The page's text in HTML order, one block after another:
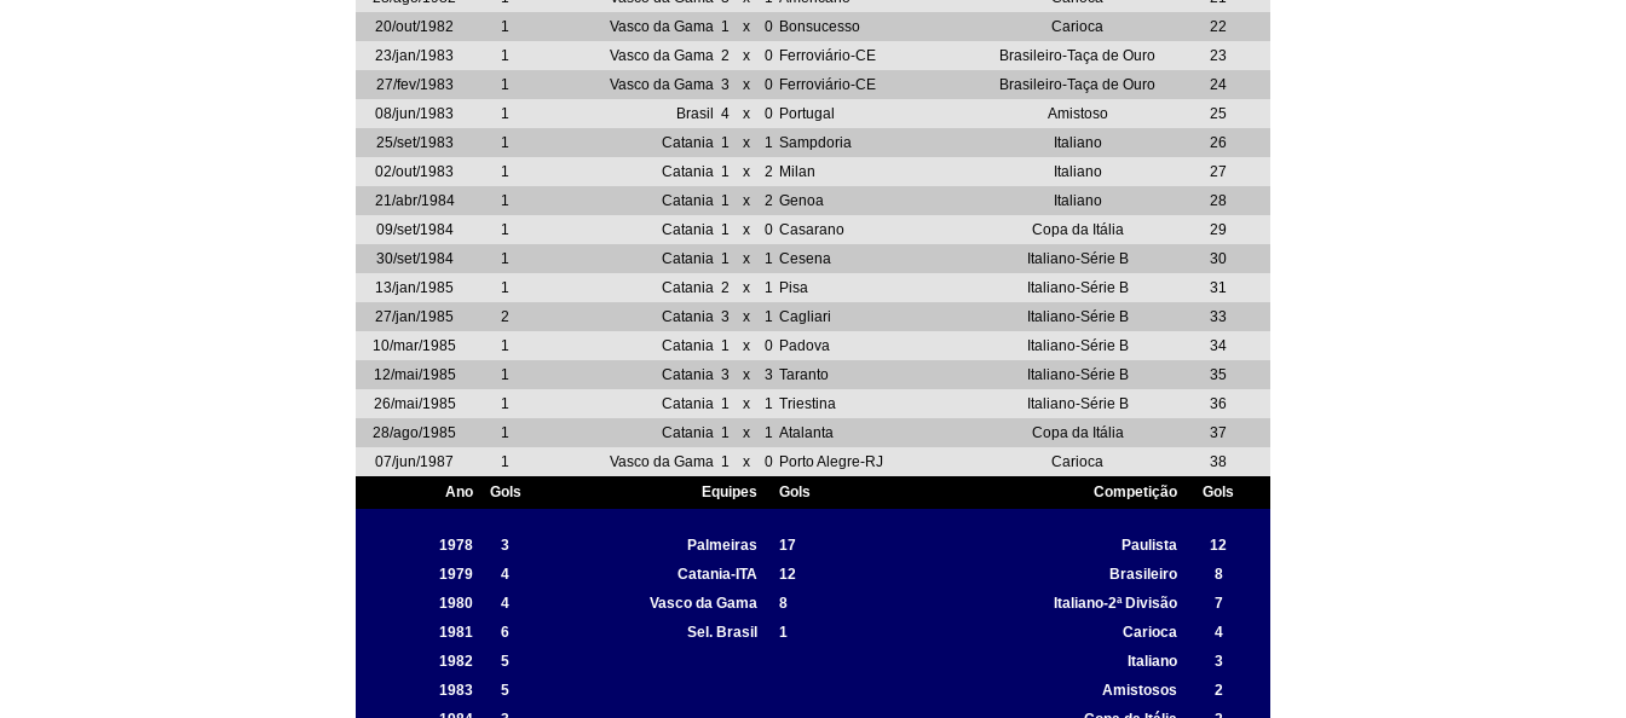
20/out/1982
1 Vasco da Gama 1 x 0 Bonsucesso Carioca
22
23/jan/1983
1 Vasco da Gama 2 x 0 Ferroviário-CE Brasileiro-Taça de Ouro
23
27/fev/1983
1 Vasco da Gama 3 x 0 Ferroviário-CE Brasileiro-Taça de Ouro
24
08/jun/1983
1 Brasil 4 x 0 Portugal Amistoso
25
25/set/1983
1 Catania 1 x 1 Sampdoria Italiano
26
02/out/1983
1 Catania 1 x 2 Milan Italiano
27
21/abr/1984
1 Catania 1 x 2 Genoa Italiano
28
09/set/1984
1 Catania 1 x 0 Casarano Copa da Itália
29
30/set/1984
1 Catania 1 x 1 Cesena Italiano-Série B
30
13/jan/1985
1 Catania 2 x 1 Pisa Italiano-Série B
31
27/jan/1985
2 Catania 3 x 1 Cagliari Italiano-Série B
33
10/mar/1985
1 Catania 1 x 0 Padova Italiano-Série B
34
12/mai/1985
1 Catania 3 x 3 Taranto Italiano-Série B
35
26/mai/1985
1 Catania 1 x 1 Triestina Italiano-Série B
36
28/ago/1985
1 Catania 1 x 1 Atalanta Copa da Itália
37
07/jun/1987
1 Vasco da Gama 1 x 0 Porto Alegre-RJ Carioca
38
Ano
Gols Equipes Gols Competição Gols
1978 3 Palmeiras 17 Paulista
12
1979
4 Catania-ITA 12 Brasileiro
8
1980
4 Vasco da Gama 8 Italiano-2ª Divisão
7
1981
6 Sel. Brasil 1 Carioca
4
1982
5 Italiano
3
1983
5 Amistosos
2